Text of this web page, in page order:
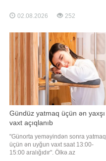
nəticələrinə görə, yalnız duzun
(natriumun) qəbulunu azaltmaq
kaliumun miqdarını artırmaq da qan
təzyiqinin aşağı salınmasın
02.08.2026 252
Gündüz yatmaq üçün ən yaxşı
vaxt açıqlanıb
"Günorta yeməyindən sonra yatmaq
üçün ən uyğun vaxt saat 13:00-
15:00 aralığıdır". Ölkə.az